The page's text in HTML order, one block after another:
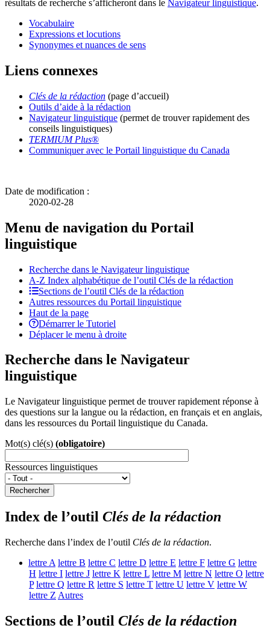
résultats de recherche s’afficheront dans le Navigateur linguistique.
Vocabulaire
Expressions et locutions
Synonymes et nuances de sens
Liens connexes
Clés de la rédaction (page d’accueil)
Outils d’aide à la rédaction
Navigateur linguistique (permet de trouver rapidement des
conseils linguistiques)
TERMIUM Plus®
Communiquer avec le Portail linguistique du Canada
Date de modification :
2020-02-28
Menu de navigation du Portail
linguistique
Recherche dans le Navigateur linguistique
A-Z Index alphabétique de l’outil Clés de la rédaction
Sections de l’outil Clés de la rédaction
Autres ressources du Portail linguistique
Haut de la page
Démarrer le Tutoriel
Déplacer le menu à droite
Recherche dans le Navigateur
linguistique
Le Navigateur linguistique permet de trouver rapidement réponse à
des questions sur la langue ou la rédaction, en français et en anglais,
dans les ressources du Portail linguistique du Canada.
Mot(s) clé(s) (obligatoire)
Ressources linguistiques
Rechercher
Index de l’outil Clés de la rédaction
Recherche dans l’index de l’outil Clés de la rédaction.
lettre A lettre B lettre C lettre D lettre E lettre F lettre G lettre
H lettre I lettre J lettre K lettre L lettre M lettre N lettre O lettre
P lettre Q lettre R lettre S lettre T lettre U lettre V lettre W
lettre Z Autres
Sections de l’outil Clés de la rédaction